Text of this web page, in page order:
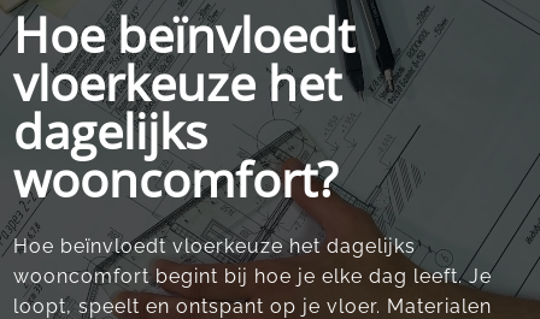
Hoe beïnvloedt
vloerkeuze het
dagelijks
wooncomfort?
Hoe beïnvloedt vloerkeuze het dagelijks
wooncomfort begint bij hoe je elke dag leeft.​ Je
loopt, speelt en ontspant op je vloer.​ Materialen